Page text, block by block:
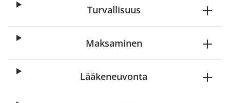
Turvallisuus
Maksaminen
Lääkeneuvonta